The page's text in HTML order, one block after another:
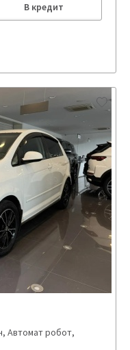
В кредит
Автомат робот,